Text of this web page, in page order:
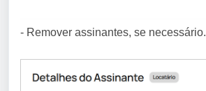
- Remover assinantes, se necessário.